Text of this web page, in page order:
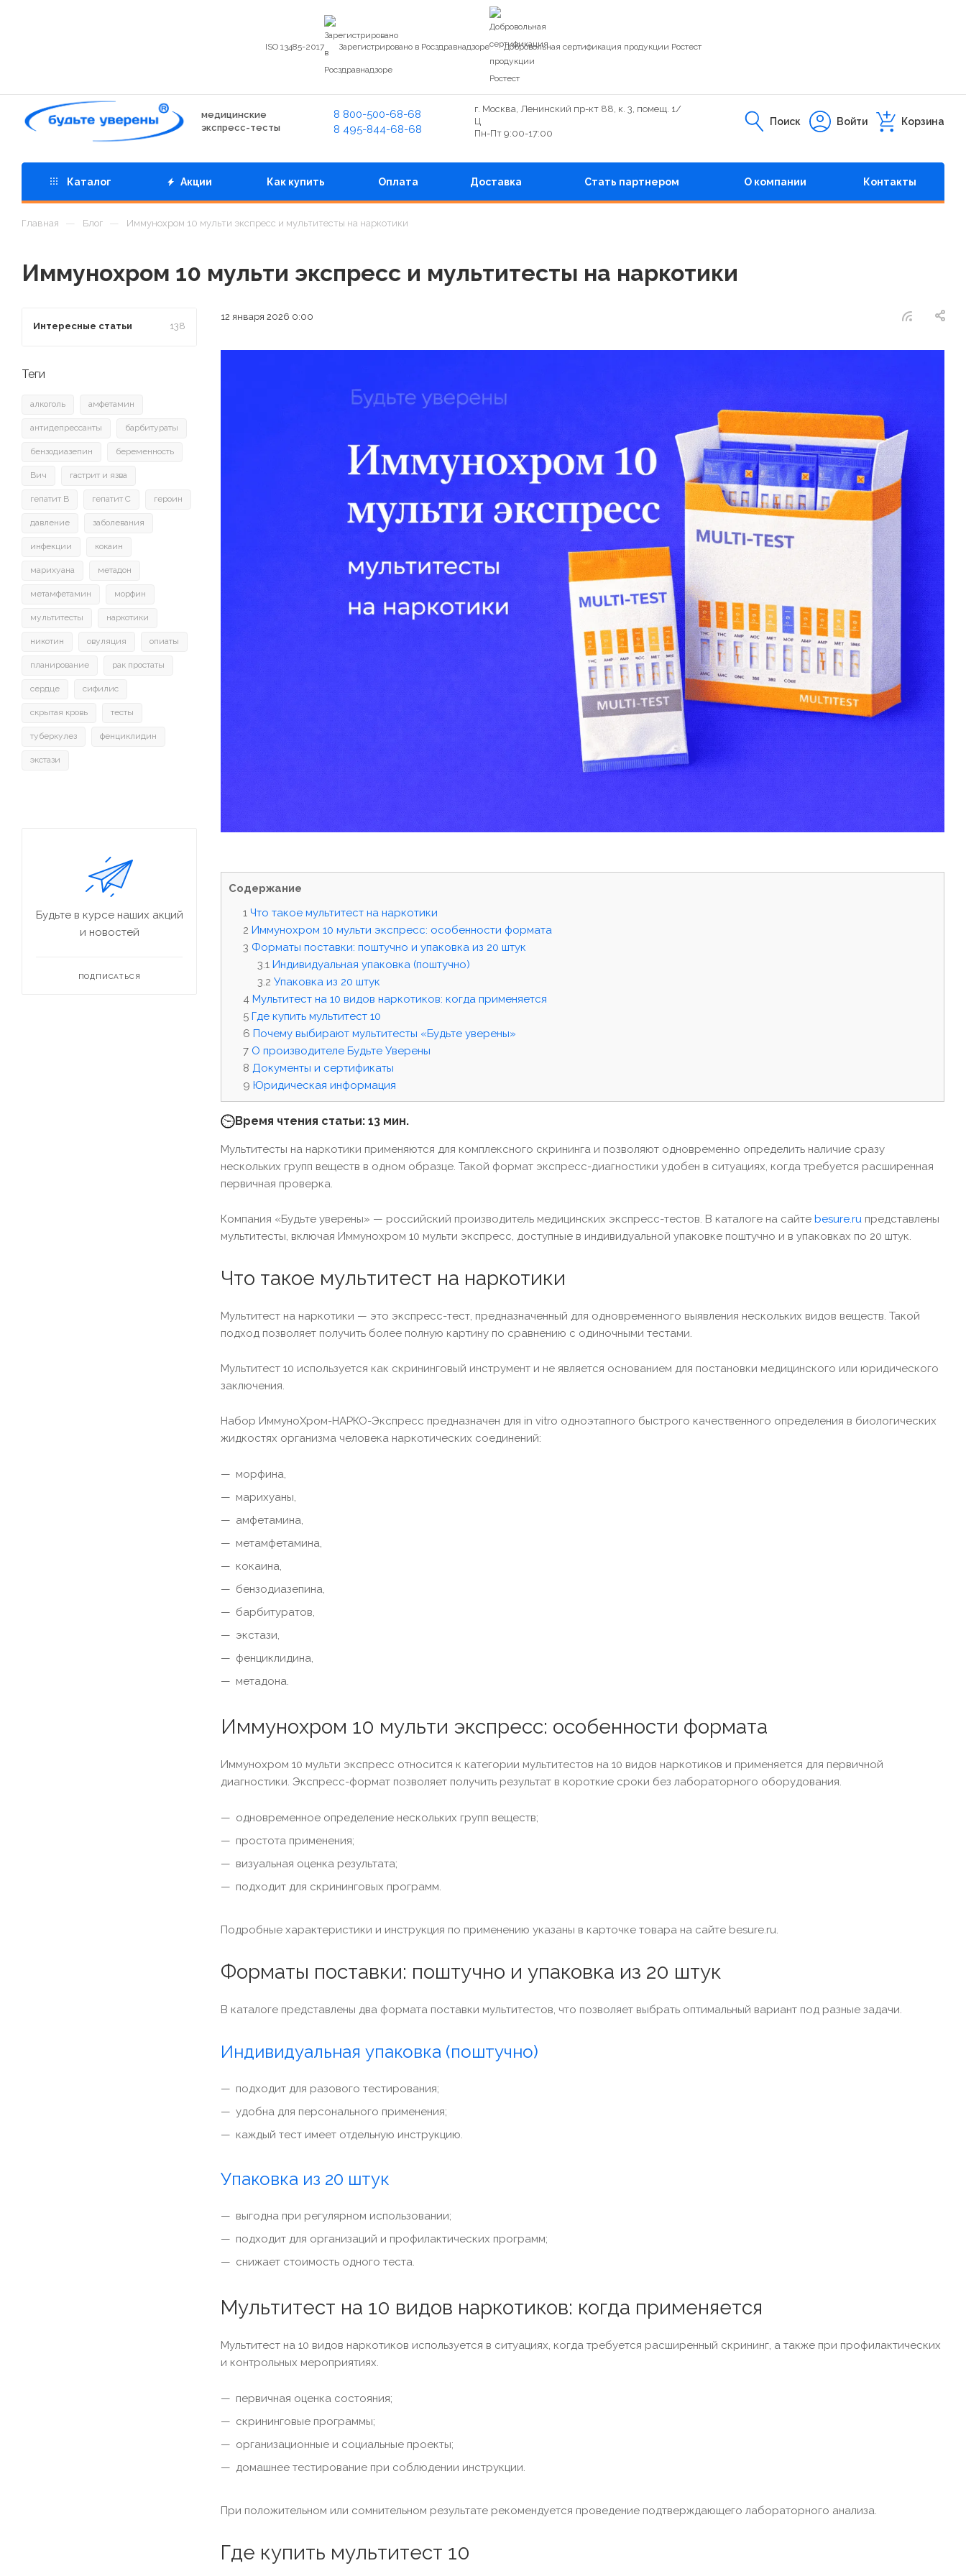
ISO 13485-2017 Зарегистрировано в Росздравнадзоре Добровольная сертификация продукции Ростест
медицинские
экспресс-тесты
8 800-500-68-68
8 495-844-68-68
г. Москва, Ленинский пр-кт 88, к. 3, помещ. 1/
Ц
Пн-Пт 9:00-17:00
Поиск Войти Корзина
Каталог Акции Как купить Оплата Доставка Стать партнером О компании Контакты
Иммунохром 10 мульти экспресс и мультитесты на наркотики
Главная — Блог — Иммунохром 10 мульти экспресс и мультитесты на наркотики
12 января 2026 0:00
Содержание
Что такое мультитест на наркотики
Иммунохром 10 мульти экспресс: особенности формата
Форматы поставки: поштучно и упаковка из 20 штук
Индивидуальная упаковка (поштучно)
Упаковка из 20 штук
Мультитест на 10 видов наркотиков: когда применяется
Где купить мультитест 10
Почему выбирают мультитесты «Будьте уверены»
О производителе Будьте Уверены
Документы и сертификаты
Юридическая информация
Время чтения статьи: 13 мин.
Мультитесты на наркотики применяются для комплексного скрининга и позволяют одновременно определить наличие сразу
нескольких групп веществ в одном образце. Такой формат экспресс-диагностики удобен в ситуациях, когда требуется расширенная
первичная проверка.
Компания «Будьте уверены» — российский производитель медицинских экспресс-тестов. В каталоге на сайте besure.ru представлены
мультитесты, включая Иммунохром 10 мульти экспресс, доступные в индивидуальной упаковке поштучно и в упаковках по 20 штук.
Что такое мультитест на наркотики
Мультитест на наркотики — это экспресс-тест, предназначенный для одновременного выявления нескольких видов веществ. Такой
подход позволяет получить более полную картину по сравнению с одиночными тестами.
Мультитест 10 используется как скрининговый инструмент и не является основанием для постановки медицинского или юридического
заключения.
Набор ИммуноХром-НАРКО-Экспресс предназначен для in vitro одноэтапного быстрого качественного определения в биологических
жидкостях организма человека наркотических соединений:
морфина,
марихуаны,
амфетамина,
метамфетамина,
кокаина,
бензодиазепина,
барбитуратов,
экстази,
фенциклидина,
метадона.
Иммунохром 10 мульти экспресс: особенности формата
Иммунохром 10 мульти экспресс относится к категории мультитестов на 10 видов наркотиков и применяется для первичной
диагностики. Экспресс-формат позволяет получить результат в короткие сроки без лабораторного оборудования.
одновременное определение нескольких групп веществ;
простота применения;
визуальная оценка результата;
подходит для скрининговых программ.
Подробные характеристики и инструкция по применению указаны в карточке товара на сайте besure.ru.
Форматы поставки: поштучно и упаковка из 20 штук
В каталоге представлены два формата поставки мультитестов, что позволяет выбрать оптимальный вариант под разные задачи.
Индивидуальная упаковка (поштучно)
подходит для разового тестирования;
удобна для персонального применения;
каждый тест имеет отдельную инструкцию.
Упаковка из 20 штук
выгодна при регулярном использовании;
подходит для организаций и профилактических программ;
снижает стоимость одного теста.
Мультитест на 10 видов наркотиков: когда применяется
Мультитест на 10 видов наркотиков используется в ситуациях, когда требуется расширенный скрининг, а также при профилактических
и контрольных мероприятиях.
первичная оценка состояния;
скрининговые программы;
организационные и социальные проекты;
домашнее тестирование при соблюдении инструкции.
При положительном или сомнительном результате рекомендуется проведение подтверждающего лабораторного анализа.
Где купить мультитест 10
Интересные статьи 138
Теги
алкоголь амфетамин
антидепрессанты барбитураты
бензодиазепин беременность
Вич гастрит и язва
гепатит B гепатит C героин
давление заболевания
инфекции кокаин
марихуана метадон
метамфетамин морфин
мультитесты наркотики
никотин овуляция опиаты
планирование рак простаты
сердце сифилис
скрытая кровь тесты
туберкулез фенциклидин
экстази
Будьте в курсе наших акций
и новостей
ПОДПИСАТЬСЯ